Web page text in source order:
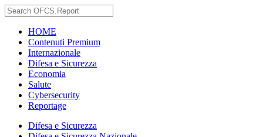
HOME
Contenuti Premium
Internazionale
Difesa e Sicurezza
Economia
Salute
Cybersecurity
Reportage
Difesa e Sicurezza